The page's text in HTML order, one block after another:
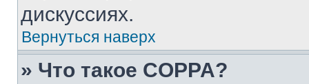
дискуссиях.
Вернуться наверх
» Что такое COPPA?